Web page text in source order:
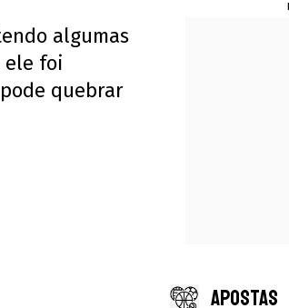
algumas
ele foi
quebrar
APOSTAS